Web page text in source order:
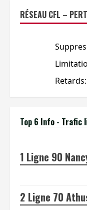
RÉSEAU CFL –
Top 6 Info - Trafic
1 Ligne 90
2 Ligne 70